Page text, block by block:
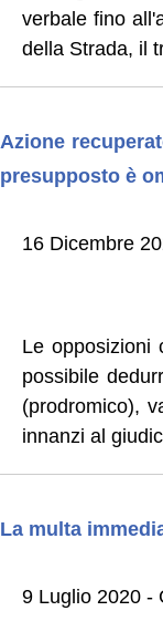
verbale fino
della Strada, il
Azione
presupposto è
16 Dicembre
Le opposizioni
possibile
(prodromico),
innanzi al
La multa
9 Luglio 2020 -